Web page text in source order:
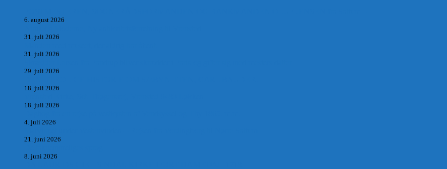
6. august 2026
31. juli 2026
31. juli 2026
29. juli 2026
18. juli 2026
18. juli 2026
4. juli 2026
21. juni 2026
8. juni 2026